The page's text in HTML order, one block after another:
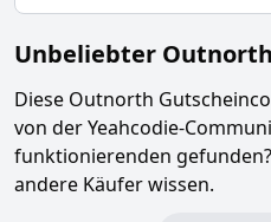
Unbeliebter Outnorth
Diese Outnorth
von der Yeahcodie-
funktionierenden
andere Käufer wissen.